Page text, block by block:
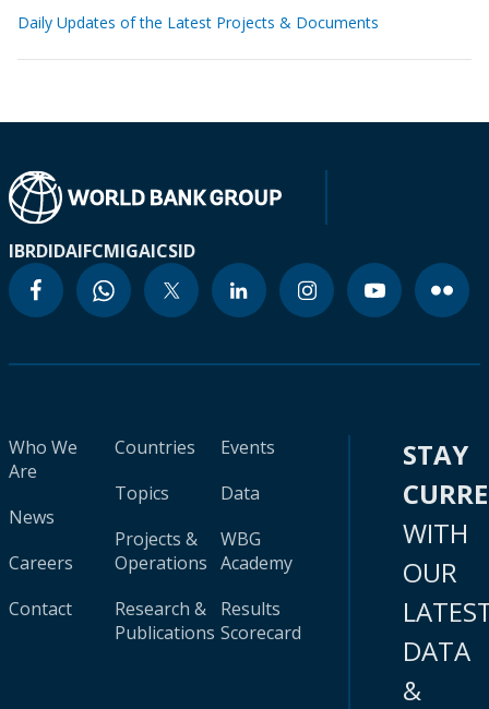
Daily Updates of the Latest Projects & Documents
IBRDIDAIFCMIGAICSID
Who We
Are
News
Careers
Contact
Countries
Topics
Projects &
Operations
Research &
Publications
Events
Data
WBG
Academy
Results
Scorecard
STAY
WITH
OUR
DATA
&